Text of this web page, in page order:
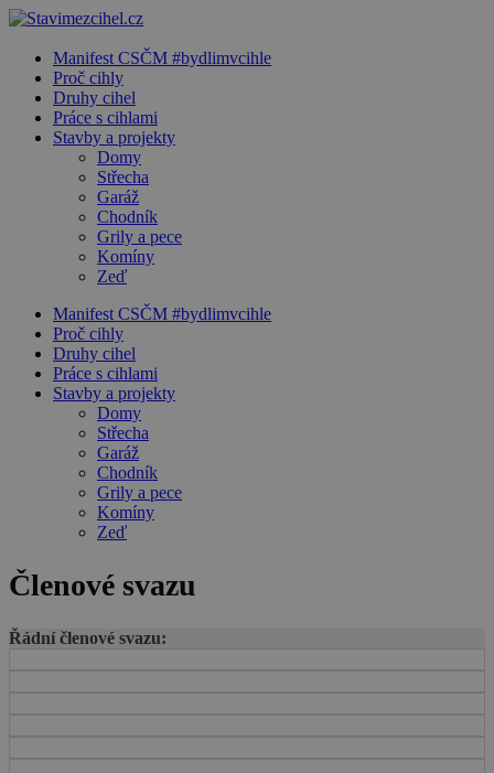
Manifest CSČM #bydlimvcihle
Proč cihly
Druhy cihel
Práce s cihlami
Stavby a projekty
Domy
Střecha
Garáž
Chodník
Grily a pece
Komíny
Zeď
Manifest CSČM #bydlimvcihle
Proč cihly
Druhy cihel
Práce s cihlami
Stavby a projekty
Domy
Střecha
Garáž
Chodník
Grily a pece
Komíny
Zeď
Členové svazu
Řádní členové svazu: